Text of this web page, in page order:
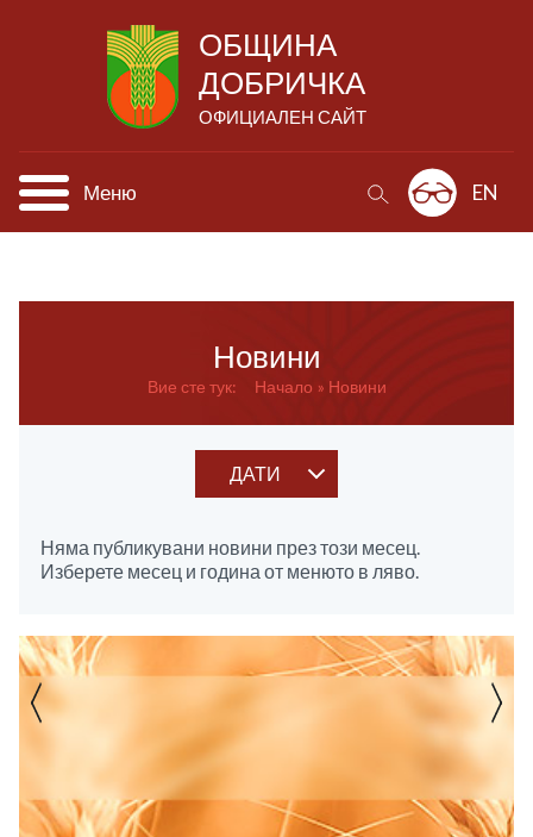
ОБЩИНА
ДОБРИЧКА
ОФИЦИАЛЕН САЙТ
Меню EN
Новини
Вие сте тук: Начало Новини
ДАТИ
Няма публикувани новини през този месец.
Изберете месец и година от менюто в ляво.